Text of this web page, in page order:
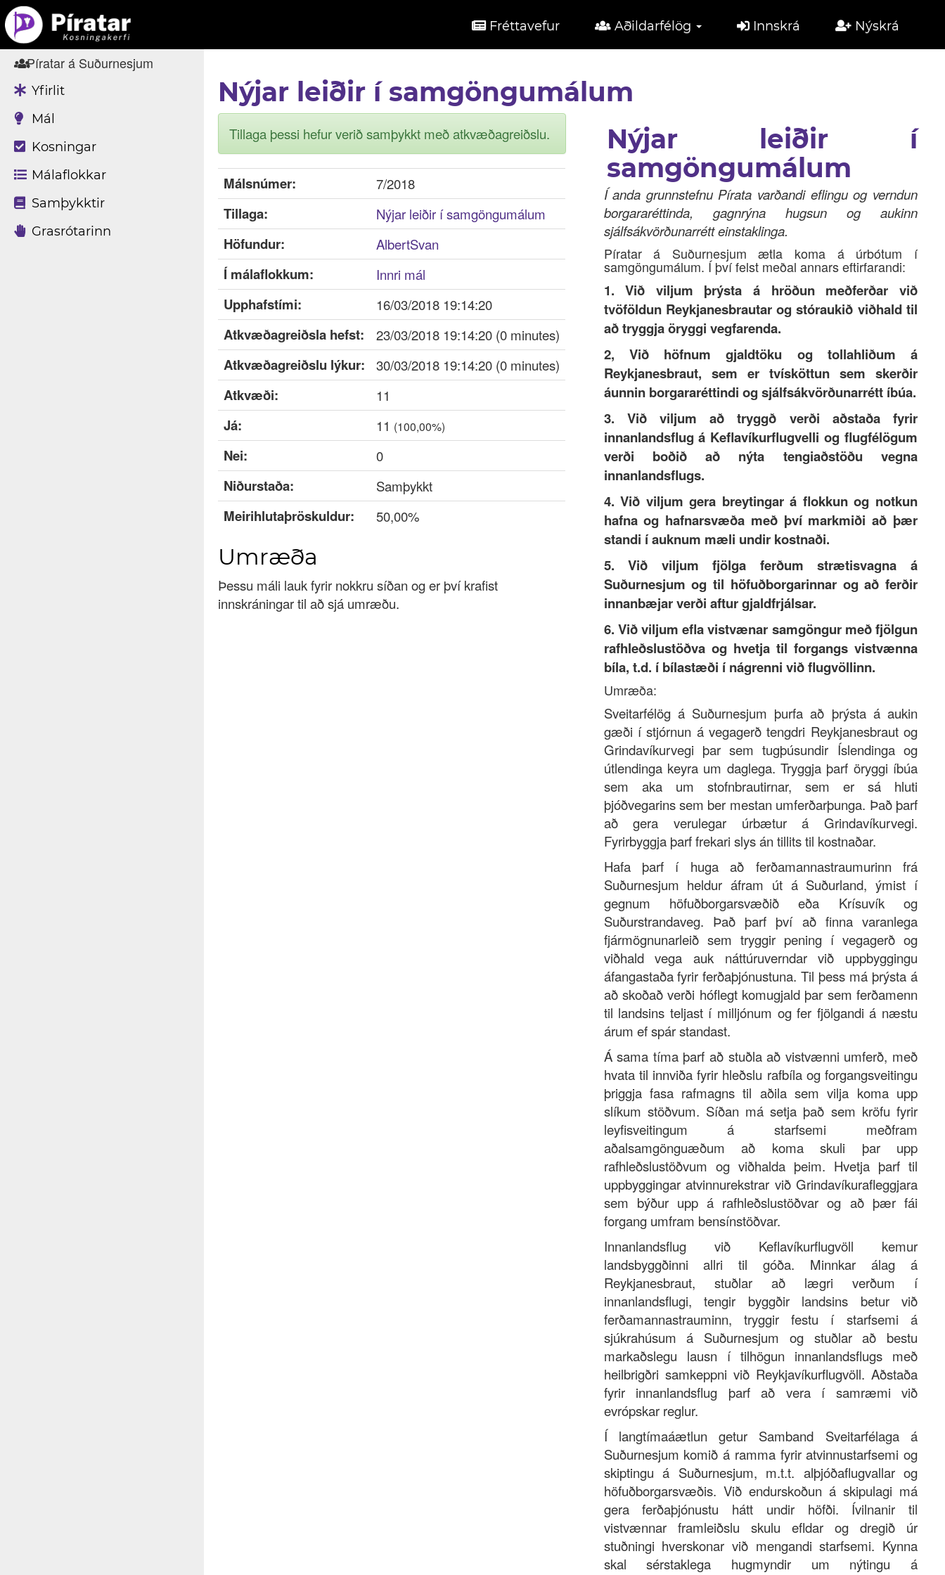
Fréttavefur Aðildarfélög Innskrá Nýskrá
Píratar á Suðurnesjum
Yfirlit
Mál
Kosningar
Málaflokkar
Samþykktir
Grasrótarinn
Nýjar leiðir í samgöngumálum
Tillaga þessi hefur verið samþykkt með atkvæðagreiðslu.
Málsnúmer: 7/2018
Tillaga: Nýjar leiðir í samgöngumálum
Höfundur: AlbertSvan
Í málaflokkum: Innri mál
Upphafstími: 16/03/2018 19:14:20
Atkvæðagreiðsla hefst: 23/03/2018 19:14:20 (0 minutes)
Atkvæðagreiðslu lýkur: 30/03/2018 19:14:20 (0 minutes)
Atkvæði: 11
Já: 11 (100,00%)
Nei: 0
Niðurstaða: Samþykkt
Meirihlutaþröskuldur: 50,00%
Umræða
Þessu máli lauk fyrir nokkru síðan og er því krafist
innskráningar til að sjá umræðu.
Nýjar leiðir í
samgöngumálum
Í anda grunnstefnu Pírata varðandi eflingu og verndun
borgararéttinda, gagnrýna hugsun og aukinn
sjálfsákvörðunarrétt einstaklinga.
Píratar á Suðurnesjum ætla koma á úrbótum í
samgöngumálum. Í því felst meðal annars eftirfarandi:
1. Við viljum þrýsta á hröðun meðferðar við
tvöföldun Reykjanesbrautar og stóraukið viðhald til
að tryggja öryggi vegfarenda.
2, Við höfnum gjaldtöku og tollahliðum á
Reykjanesbraut, sem er tvísköttun sem skerðir
áunnin borgararéttindi og sjálfsákvörðunarrétt íbúa.
3. Við viljum að tryggð verði aðstaða fyrir
innanlandsflug á Keflavíkurflugvelli og flugfélögum
verði boðið að nýta tengiaðstöðu vegna
innanlandsflugs.
4. Við viljum gera breytingar á flokkun og notkun
hafna og hafnarsvæða með því markmiði að þær
standi í auknum mæli undir kostnaði.
5. Við viljum fjölga ferðum strætisvagna á
Suðurnesjum og til höfuðborgarinnar og að ferðir
innanbæjar verði aftur gjaldfrjálsar.
6. Við viljum efla vistvænar samgöngur með fjölgun
rafhleðslustöðva og hvetja til forgangs vistvænna
bíla, t.d. í bílastæði í nágrenni við flugvöllinn.
Umræða:
Sveitarfélög á Suðurnesjum þurfa að þrýsta á aukin
gæði í stjórnun á vegagerð tengdri Reykjanesbraut og
Grindavíkurvegi þar sem tugþúsundir Íslendinga og
útlendinga keyra um daglega. Tryggja þarf öryggi íbúa
sem aka um stofnbrautirnar, sem er sá hluti
þjóðvegarins sem ber mestan umferðarþunga. Það þarf
að gera verulegar úrbætur á Grindavíkurvegi.
Fyrirbyggja þarf frekari slys án tillits til kostnaðar.
Hafa þarf í huga að ferðamannastraumurinn frá
Suðurnesjum heldur áfram út á Suðurland, ýmist í
gegnum höfuðborgarsvæðið eða Krísuvík og
Suðurstrandaveg. Það þarf því að finna varanlega
fjármögnunarleið sem tryggir pening í vegagerð og
viðhald vega auk náttúruverndar við uppbyggingu
áfangastaða fyrir ferðaþjónustuna. Til þess má þrýsta á
að skoðað verði hóflegt komugjald þar sem ferðamenn
til landsins teljast í milljónum og fer fjölgandi á næstu
árum ef spár standast.
Á sama tíma þarf að stuðla að vistvænni umferð, með
hvata til innviða fyrir hleðslu rafbíla og forgangsveitingu
þriggja fasa rafmagns til aðila sem vilja koma upp
slíkum stöðvum. Síðan má setja það sem kröfu fyrir
leyfisveitingum á starfsemi meðfram
aðalsamgönguæðum að koma skuli þar upp
rafhleðslustöðvum og viðhalda þeim. Hvetja þarf til
uppbyggingar atvinnurekstrar við Grindavíkurafleggjara
sem býður upp á rafhleðslustöðvar og að þær fái
forgang umfram bensínstöðvar.
Innanlandsflug við Keflavíkurflugvöll kemur
landsbyggðinni allri til góða. Minnkar álag á
Reykjanesbraut, stuðlar að lægri verðum í
innanlandsflugi, tengir byggðir landsins betur við
ferðamannastrauminn, tryggir festu í starfsemi á
sjúkrahúsum á Suðurnesjum og stuðlar að bestu
markaðslegu lausn í tilhögun innanlandsflugs með
heilbrigðri samkeppni við Reykjavíkurflugvöll. Aðstaða
fyrir innanlandsflug þarf að vera í samræmi við
evrópskar reglur.
Í langtímaáætlun getur Samband Sveitarfélaga á
Suðurnesjum komið á ramma fyrir atvinnustarfsemi og
skiptingu á Suðurnesjum, m.t.t. alþjóðaflugvallar og
höfuðborgarsvæðis. Við endurskoðun á skipulagi má
gera ferðaþjónustu hátt undir höfði. Ívilnanir til
vistvænnar framleiðslu skulu efldar og dregið úr
stuðningi hverskonar við mengandi starfsemi. Kynna
skal sérstaklega hugmyndir um nýtingu á